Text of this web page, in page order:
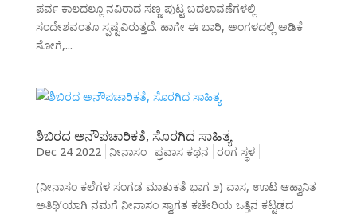
ಪರ್ವ ಕಾಲದಲ್ಲೂ ನವಿರಾದ ಸಣ್ಣ ಪುಟ್ಟ ಬದಲಾವಣೆಗಳಲ್ಲಿ
ಸಂದೇಶವಂತೂ ಸ್ಪಷ್ಟವಿರುತ್ತದೆ. ಹಾಗೇ ಈ ಬಾರಿ, ಅಂಗಳದಲ್ಲಿ ಅಡಿಕೆ
ಸೋಗೆ,...
ಶಿಬಿರದ ಅನೌಪಚಾರಿಕತೆ, ಸೊರಗಿದ ಸಾಹಿತ್ಯ
Dec 24 2022 ನೀನಾಸಂ ಪ್ರವಾಸ ಕಥನ ರಂಗ ಸ್ಥಳ
(ನೀನಾಸಂ ಕಲೆಗಳ ಸಂಗಡ ಮಾತುಕತೆ ಭಾಗ ೨) ವಾಸ, ಊಟ ಆಹ್ವಾನಿತ
ಅತಿಥಿ’ಯಾಗಿ ನಮಗೆ ನೀನಾಸಂ ಸ್ವಾಗತ ಕಚೇರಿಯ ಒತ್ತಿನ ಕಟ್ಟಡದ